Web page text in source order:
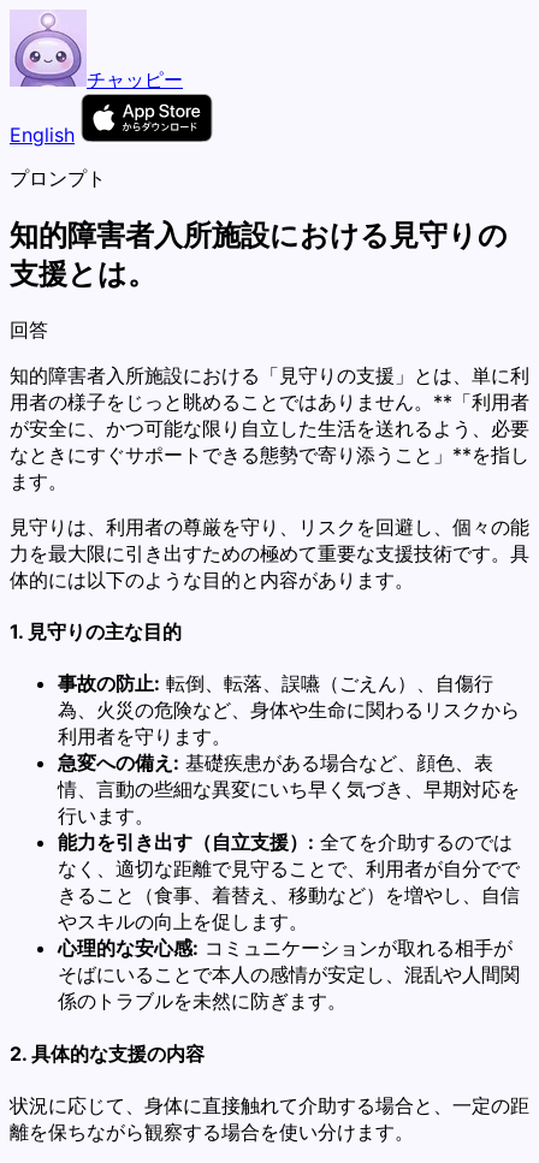
チャッピー
English
プロンプト
知的障害者入所施設における見守りの
支援とは。
回答
知的障害者入所施設における「見守りの支援」とは、単に利
用者の様子をじっと眺めることではありません。**「利用者
が安全に、かつ可能な限り自立した生活を送れるよう、必要
なときにすぐサポートできる態勢で寄り添うこと」**を指し
ます。
見守りは、利用者の尊厳を守り、リスクを回避し、個々の能
力を最大限に引き出すための極めて重要な支援技術です。具
体的には以下のような目的と内容があります。
1. 見守りの主な目的
事故の防止: 転倒、転落、誤嚥（ごえん）、自傷行
為、火災の危険など、身体や生命に関わるリスクから
利用者を守ります。
急変への備え: 基礎疾患がある場合など、顔色、表
情、言動の些細な異変にいち早く気づき、早期対応を
行います。
能力を引き出す（自立支援）: 全てを介助するのでは
なく、適切な距離で見守ることで、利用者が自分でで
きること（食事、着替え、移動など）を増やし、自信
やスキルの向上を促します。
心理的な安心感: コミュニケーションが取れる相手が
そばにいることで本人の感情が安定し、混乱や人間関
係のトラブルを未然に防ぎます。
2. 具体的な支援の内容
状況に応じて、身体に直接触れて介助する場合と、一定の距
離を保ちながら観察する場合を使い分けます。